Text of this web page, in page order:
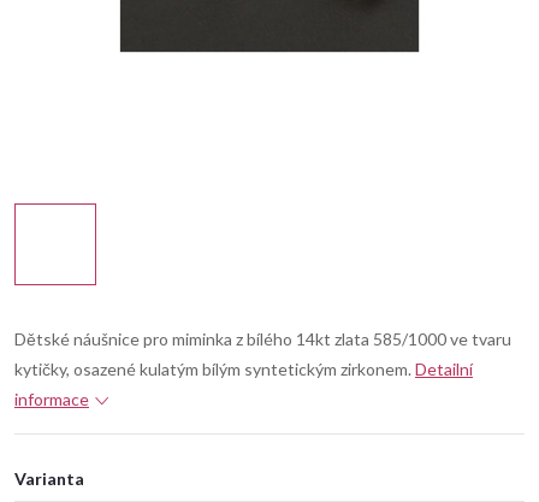
Dětské náušnice pro miminka z bílého 14kt zlata 585/1000 ve tvaru
kytičky, osazené kulatým bílým syntetickým zirkonem. Detailní
informace
Varianta